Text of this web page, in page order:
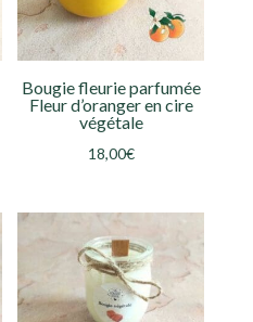
Bougie fleurie parfumée
Fleur d’oranger en cire
végétale
18,00€